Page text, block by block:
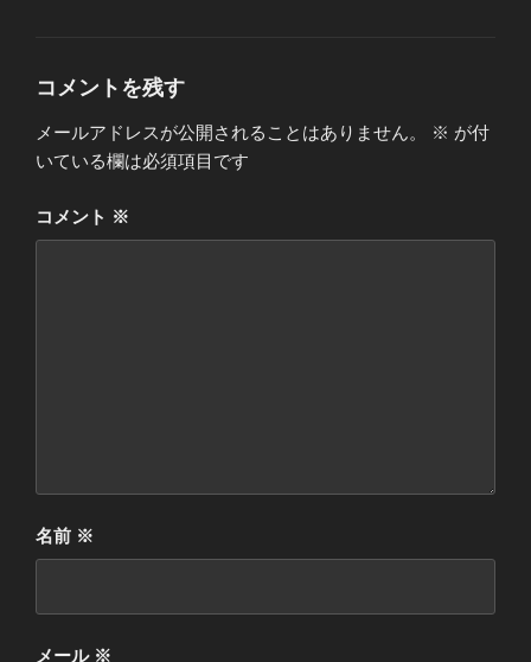
コメントを残す
メールアドレスが公開されることはありません。 ※ が付
いている欄は必須項目です
コメント ※
名前 ※
メール ※